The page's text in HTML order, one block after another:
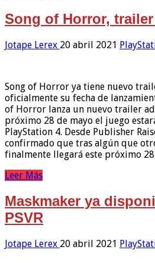
Song of Horror,
Jotape Lerex 20 abril 2021
Song of Horror ya tiene nuevo
oficialmente su fecha de
of Horror lanza un nuevo trailer
próximo 28 de mayo el juego
PlayStation 4. Desde Publisher
confirmado que tras algún que
finalmente llegará este próximo
Leer Más
Maskmaker ya
PSVR
Jotape Lerex 20 abril 2021